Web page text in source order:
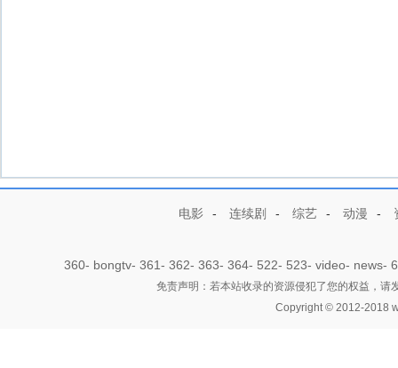
电影 - 连续剧 - 综艺 - 动漫 -
360- bongtv- 361- 362- 363- 364- 522- 523- video- news-
免责声明：若本站收录的资源侵犯了您的权益，
Copyright © 2012-2018